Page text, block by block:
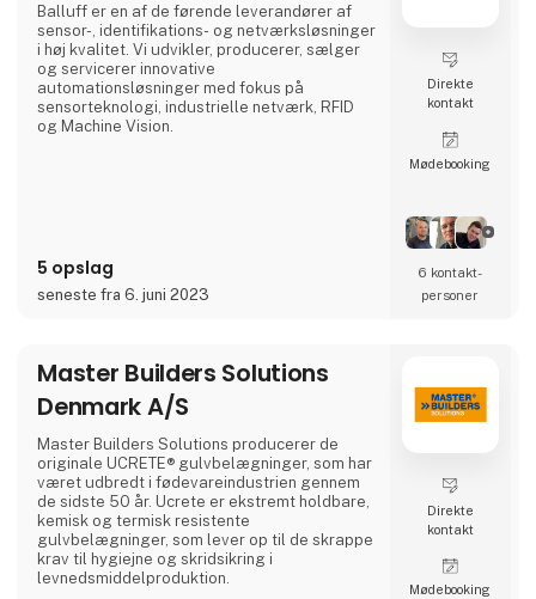
Balluff er en af de førende leverandører af
sensor-, identifikations- og netværksløsninger
i høj kvalitet. Vi udvikler, producerer, sælger
og servicerer innovative
automationsløsninger med fokus på
sensorteknologi, industrielle netværk, RFID
og Machine Vision.
5 opslag
seneste fra 6. juni 2023
Direkte
kontakt
Møde­booking
6 kontakt­
personer
Master Builders Solutions
Denmark A/S
Master Builders Solutions producerer de
originale UCRETE® gulvbelægninger, som har
været udbredt i fødevareindustrien gennem
de sidste 50 år. Ucrete er ekstremt holdbare,
kemisk og termisk resistente
gulvbelægninger, som lever op til de skrappe
krav til hygiejne og skridsikring i
levnedsmiddelproduktion.
Direkte
kontakt
Møde­booking